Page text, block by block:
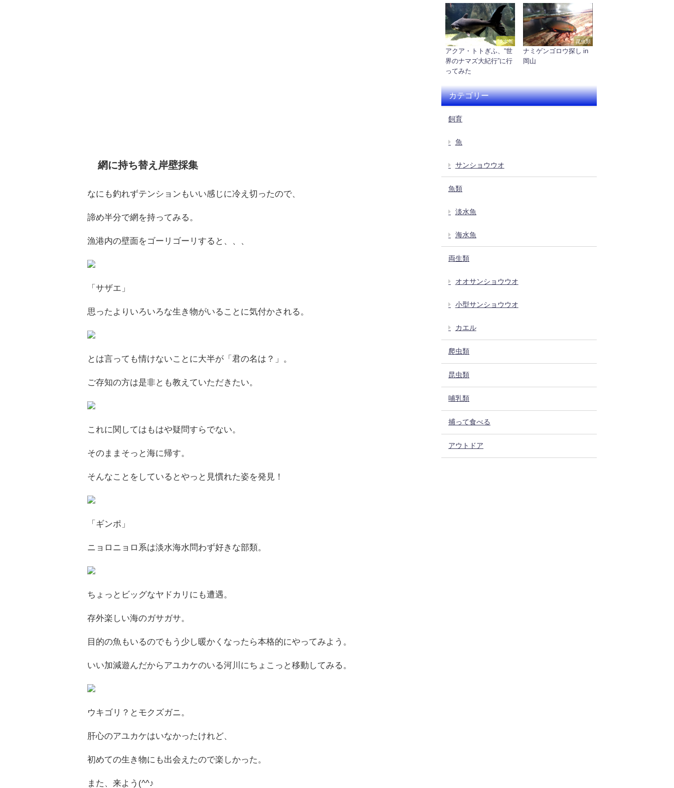
網に持ち替え岸壁採集
なにも釣れずテンションもいい感じに冷え切ったので、
諦め半分で網を持ってみる。
漁港内の壁面をゴーリゴーリすると、、、
「サザエ」
思ったよりいろいろな生き物がいることに気付かされる。
とは言っても情けないことに大半が「君の名は？」。
ご存知の方は是非とも教えていただきたい。
これに関してはもはや疑問すらでない。
そのままそっと海に帰す。
そんなことをしているとやっと見慣れた姿を発見！
「ギンポ」
ニョロニョロ系は淡水海水問わず好きな部類。
ちょっとビッグなヤドカリにも遭遇。
存外楽しい海のガサガサ。
目的の魚もいるのでもう少し暖かくなったら本格的にやってみよう。
いい加減遊んだからアユカケのいる河川にちょこっと移動してみる。
ウキゴリ？とモクズガニ。
肝心のアユカケはいなかったけれど、
初めての生き物にも出会えたので楽しかった。
また、来よう(^^♪
淡水魚
アクア・トトぎふ、“世
界のナマズ大紀行”に行
ってみた
昆虫類
ナミゲンゴロウ探し in
岡山
カテゴリー
飼育
魚
サンショウウオ
魚類
淡水魚
海水魚
両生類
オオサンショウウオ
小型サンショウウオ
カエル
爬虫類
昆虫類
哺乳類
捕って食べる
アウトドア